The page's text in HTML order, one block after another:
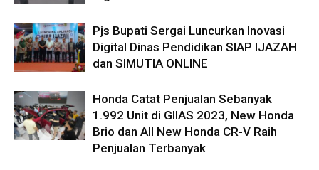
Pjs Bupati Sergai Luncurkan Inovasi
Digital Dinas Pendidikan SIAP IJAZAH
dan SIMUTIA ONLINE
Honda Catat Penjualan Sebanyak
1.992 Unit di GIIAS 2023, New Honda
Brio dan All New Honda CR-V Raih
Penjualan Terbanyak